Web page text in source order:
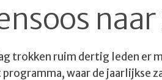
trokken ruim dertig leden er
programma, waar de jaarlijkse